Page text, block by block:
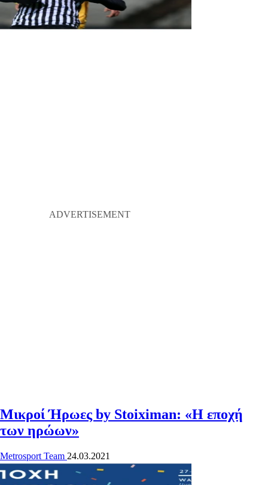
Μικροί Ήρωες by Stoiximan: «Η εποχή
των ηρώων»
Metrosport Team 24.03.2021